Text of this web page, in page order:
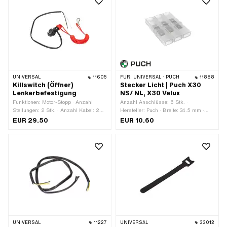
UNIVERSAL 11605
Killswitch (Öffner)
Lenkerbefestigung
Funktionen: Motor-Stopp · Anzahl
Stellungen: 2 Stk. · Anzahl Kabel: 2
Stk. · Ø Lenker: 22 mm
EUR 29.50
FÜR: UNIVERSAL · PUCH 11888
Stecker Licht | Puch X30
NS/ NL, X30 Velux
Anzahl Anschlüsse: 6 Stk. ·
Hersteller: Puch · Breite: 34.5 mm ·
Höhe: 6.5 mm · Material: Kunststoff ·
EUR 10.60
UNIVERSAL 11227 UNIVERSAL 33012